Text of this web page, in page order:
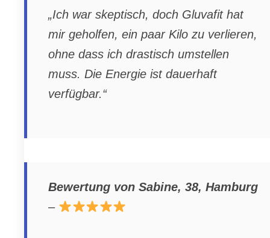
„Ich war skeptisch, doch Gluvafit hat
mir geholfen, ein paar Kilo zu verlieren,
ohne dass ich drastisch umstellen
muss. Die Energie ist dauerhaft
verfügbar.“
Bewertung von Sabine, 38, Hamburg
–